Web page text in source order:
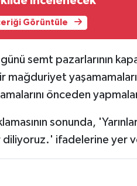
Görüntüle
semt pazarlarının
mağduriyet
önceden
sonunda,
diliyoruz.' ifadelerine yer